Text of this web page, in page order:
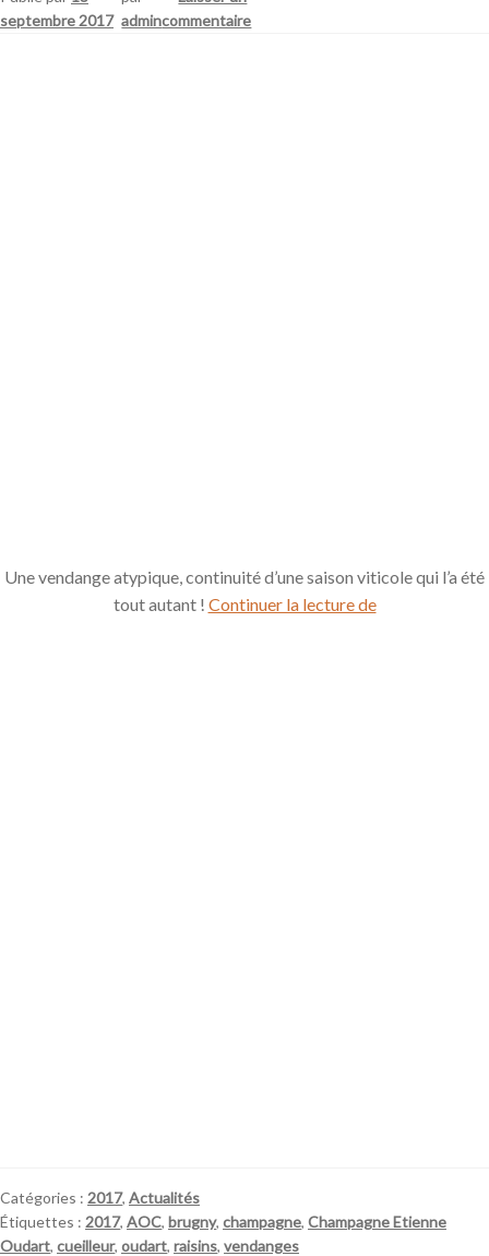
septembre 2017 admincommentaire
Une vendange atypique, continuité d’une saison viticole qui l’a été
tout autant ! Continuer la lecture deVendanges
Catégories : 2017, Actualités
Étiquettes : 2017, AOC, brugny, champagne, Champagne Etienne
Oudart, cueilleur, oudart, raisins, vendanges